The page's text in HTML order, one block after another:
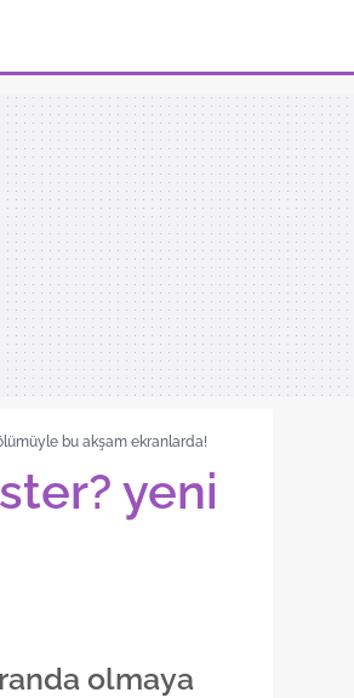
bu akşam ekranlarda!
yeni
olmaya